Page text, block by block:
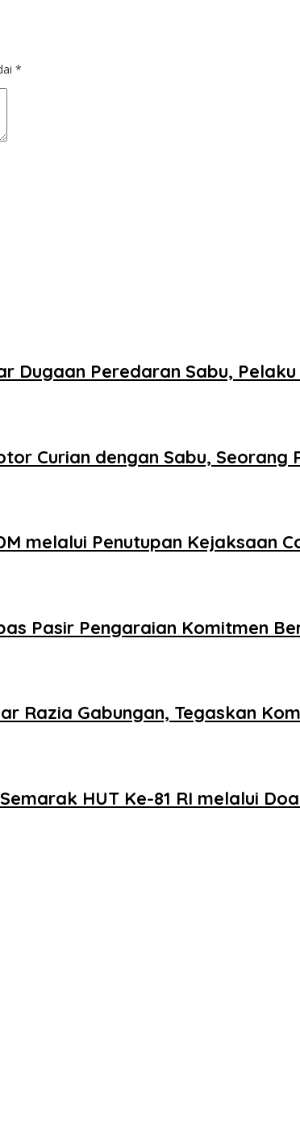
*
Dugaan Peredaran Sabu,
Curian dengan Sabu, Seorang
melalui Penutupan Kejaksaan
Pasir Pengaraian Komitmen
Razia Gabungan, Tegaskan
HUT Ke-81 RI melalui